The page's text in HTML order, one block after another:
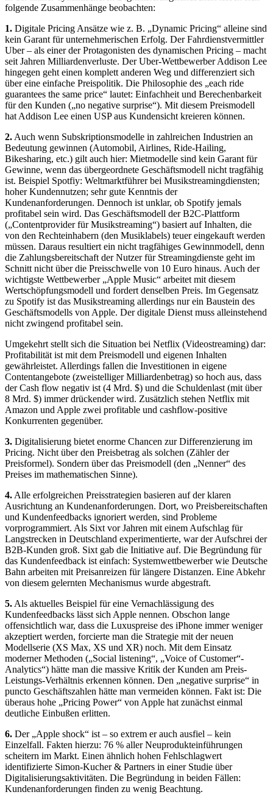
folgende Zusammenhänge beobachten:
1. Digitale Pricing Ansätze wie z. B. „Dynamic Pricing“ alleine sind
kein Garant für unternehmerischen Erfolg. Der Fahrdienstvermittler
Uber – als einer der Protagonisten des dynamischen Pricing – macht
seit Jahren Milliardenverluste. Der Uber-Wettbewerber Addison Lee
hingegen geht einen komplett anderen Weg und differenziert sich
über eine einfache Preispolitik. Die Philosophie des „each ride
guarantees the same price“ lautet: Einfachheit und Berechenbarkeit
für den Kunden („no negative surprise“). Mit diesem Preismodell
hat Addison Lee einen USP aus Kundensicht kreieren können.
2. Auch wenn Subskriptionsmodelle in zahlreichen Industrien an
Bedeutung gewinnen (Automobil, Airlines, Ride-Hailing,
Bikesharing, etc.) gilt auch hier: Mietmodelle sind kein Garant für
Gewinne, wenn das übergeordnete Geschäftsmodell nicht tragfähig
ist. Beispiel Spotfiy: Weltmarktführer bei Musikstreamingdiensten;
hoher Kundennutzen; sehr gute Kenntnis der
Kundenanforderungen. Dennoch ist unklar, ob Spotify jemals
profitabel sein wird. Das Geschäftsmodell der B2C-Plattform
(„Contentprovider für Musikstreaming“) basiert auf Inhalten, die
von den Rechteinhabern (den Musiklabels) teuer eingekauft werden
müssen. Daraus resultiert ein nicht tragfähiges Gewinnmodell, denn
die Zahlungsbereitschaft der Nutzer für Streamingdienste geht im
Schnitt nicht über die Preisschwelle von 10 Euro hinaus. Auch der
wichtigste Wettbewerber „Apple Music“ arbeitet mit diesem
Wertschöpfungsmodell und fordert denselben Preis. Im Gegensatz
zu Spotify ist das Musikstreaming allerdings nur ein Baustein des
Geschäftsmodells von Apple. Der digitale Dienst muss alleinstehend
nicht zwingend profitabel sein.
Umgekehrt stellt sich die Situation bei Netflix (Videostreaming) dar:
Profitabilität ist mit dem Preismodell und eigenen Inhalten
gewährleistet. Allerdings fallen die Investitionen in eigene
Contentangebote (zweistelliger Milliardenbetrag) so hoch aus, dass
der Cash flow negativ ist (4 Mrd. $) und die Schuldenlast (mit über
8 Mrd. $) immer drückender wird. Zusätzlich stehen Netflix mit
Amazon und Apple zwei profitable und cashflow-positive
Konkurrenten gegenüber.
3. Digitalisierung bietet enorme Chancen zur Differenzierung im
Pricing. Nicht über den Preisbetrag als solchen (Zähler der
Preisformel). Sondern über das Preismodell (den „Nenner“ des
Preises im mathematischen Sinne).
4. Alle erfolgreichen Preisstrategien basieren auf der klaren
Ausrichtung an Kundenanforderungen. Dort, wo Preisbereitschaften
und Kundenfeedbacks ignoriert werden, sind Probleme
vorprogrammiert. Als Sixt vor Jahren mit einem Aufschlag für
Langstrecken in Deutschland experimentierte, war der Aufschrei der
B2B-Kunden groß. Sixt gab die Initiative auf. Die Begründung für
das Kundenfeedback ist einfach: Systemwettbewerber wie Deutsche
Bahn arbeiten mit Preisanreizen für längere Distanzen. Eine Abkehr
von diesem gelernten Mechanismus wurde abgestraft.
5. Als aktuelles Beispiel für eine Vernachlässigung des
Kundenfeedbacks lässt sich Apple nennen. Obschon lange
offensichtlich war, dass die Luxuspreise des iPhone immer weniger
akzeptiert werden, forcierte man die Strategie mit der neuen
Modellserie (XS Max, XS und XR) noch. Mit dem Einsatz
moderner Methoden („Social listening“, „Voice of Customer“-
Analytics“) hätte man die massive Kritik der Kunden am Preis-
Leistungs-Verhältnis erkennen können. Den „negative surprise“ in
puncto Geschäftszahlen hätte man vermeiden können. Fakt ist: Die
überaus hohe „Pricing Power“ von Apple hat zunächst einmal
deutliche Einbußen erlitten.
6. Der „Apple shock“ ist – so extrem er auch ausfiel – kein
Einzelfall. Fakten hierzu: 76 % aller Neuprodukteinführungen
scheitern im Markt. Einen ähnlich hohen Fehlschlagwert
identifizierte Simon-Kucher & Partners in einer Studie über
Digitalisierungsaktivitäten. Die Begründung in beiden Fällen:
Kundenanforderungen finden zu wenig Beachtung.